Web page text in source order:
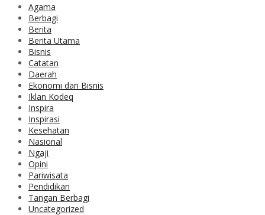
Agama
Berbagi
Berita
Berita Utama
Bisnis
Catatan
Daerah
Ekonomi dan Bisnis
Iklan Kodeq
Inspira
Inspirasi
Kesehatan
Nasional
Ngaji
Opini
Pariwisata
Pendidikan
Tangan Berbagi
Uncategorized